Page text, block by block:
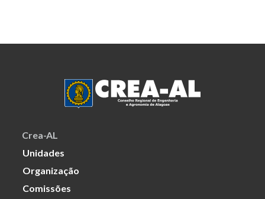
Crea-AL
Unidades
Organização
Comissões